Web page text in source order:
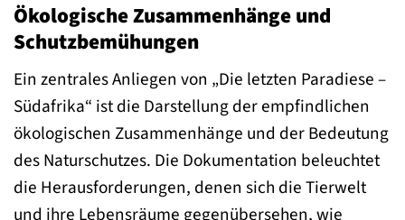
Ökologische Zusammenhänge und
Schutzbemühungen
Ein zentrales Anliegen von „Die letzten Paradiese –
Südafrika“ ist die Darstellung der empfindlichen
ökologischen Zusammenhänge und der Bedeutung
des Naturschutzes. Die Dokumentation beleuchtet
die Herausforderungen, denen sich die Tierwelt
und ihre Lebensräume gegenübersehen, wie